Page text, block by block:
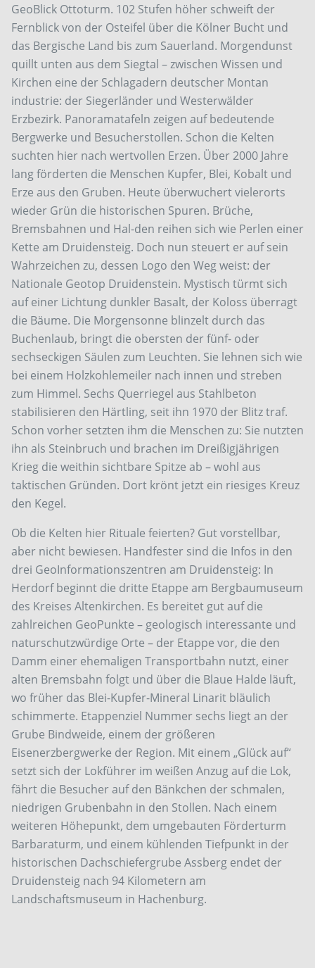
GeoBlick Ottoturm. 102 Stufen höher schweift der
Fernblick von der Osteifel über die Kölner Bucht und
das Bergische Land bis zum Sauerland. Morgendunst
quillt unten aus dem Siegtal – zwischen Wissen und
Kirchen eine der Schlagadern deutscher Montan
industrie: der Siegerländer und Westerwälder
Erzbezirk. Panoramatafeln zeigen auf bedeutende
Bergwerke und Besucherstollen. Schon die Kelten
suchten hier nach wertvollen Erzen. Über 2000 Jahre
lang förderten die Menschen Kupfer, Blei, Kobalt und
Erze aus den Gruben. Heute überwuchert vielerorts
wieder Grün die historischen Spuren. Brüche,
Bremsbahnen und Hal-den reihen sich wie Perlen einer
Kette am Druidensteig. Doch nun steuert er auf sein
Wahrzeichen zu, dessen Logo den Weg weist: der
Nationale Geotop Druidenstein. Mystisch türmt sich
auf einer Lichtung dunkler Basalt, der Koloss überragt
die Bäume. Die Morgensonne blinzelt durch das
Buchenlaub, bringt die obersten der fünf- oder
sechseckigen Säulen zum Leuchten. Sie lehnen sich wie
bei einem Holzkohlemeiler nach innen und streben
zum Himmel. Sechs Querriegel aus Stahlbeton
stabilisieren den Härtling, seit ihn 1970 der Blitz traf.
Schon vorher setzten ihm die Menschen zu: Sie nutzten
ihn als Steinbruch und brachen im Dreißigjährigen
Krieg die weithin sichtbare Spitze ab – wohl aus
taktischen Gründen. Dort krönt jetzt ein riesiges Kreuz
den Kegel.
Ob die Kelten hier Rituale feierten? Gut vorstellbar,
aber nicht bewiesen. Handfester sind die Infos in den
drei GeoInformationszentren am Druidensteig: In
Herdorf beginnt die dritte Etappe am Bergbaumuseum
des Kreises Altenkirchen. Es bereitet gut auf die
zahlreichen GeoPunkte – geologisch interessante und
naturschutzwürdige Orte – der Etappe vor, die den
Damm einer ehemaligen Transportbahn nutzt, einer
alten Bremsbahn folgt und über die Blaue Halde läuft,
wo früher das Blei-Kupfer-Mineral Linarit bläulich
schimmerte. Etappenziel Nummer sechs liegt an der
Grube Bindweide, einem der größeren
Eisenerzbergwerke der Region. Mit einem „Glück auf“
setzt sich der Lokführer im weißen Anzug auf die Lok,
fährt die Besucher auf den Bänkchen der schmalen,
niedrigen Grubenbahn in den Stollen. Nach einem
weiteren Höhepunkt, dem umgebauten Förderturm
Barbaraturm, und einem kühlenden Tiefpunkt in der
historischen Dachschiefergrube Assberg endet der
Druidensteig nach 94 Kilometern am
Landschaftsmuseum in Hachenburg.